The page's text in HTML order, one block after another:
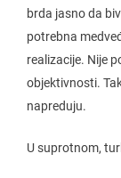
brda jasno da
potrebna
realizacije. Nije
objektivnosti.
napreduju.
U suprotnom,